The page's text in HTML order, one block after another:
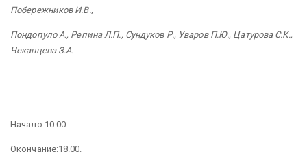
Побережников И.В.,
Пондопуло А., Репина Л.П., Сундуков Р., Уваров П.Ю., Цатурова С.К.,
Чеканцева З.А.
Начало:10.00.
Окончание:18.00.